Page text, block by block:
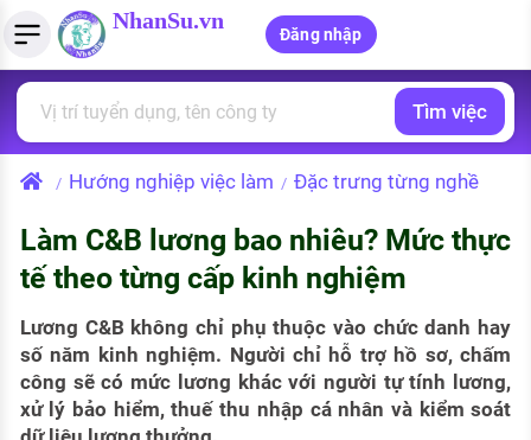
NhanSu.vn
Đăng nhập
Tìm việc làm
Việc làm ngành luật
Việc làm lương cao
Việc làm tốt nhất
CÔNG TY
Danh sách nhà tuyển dụng
Quản lý CV
Tải CV lên
Tạo CV trực tuyến
Mẫu CV đơn giản
Mẫu CV hiện đại
Tính lương Gross - Net
Tính thuế thu nhập cá nhân
Tính trợ cấp thất nghiệp
PHÁP LUẬT VIỆT NAM
Văn bản pháp luật
PHÁP LUẬT LAO ĐỘNG
Lao động và tiền lương
Bảo hiểm và phúc lợi
Thuế thu nhập
Tìm việc
/ Hướng nghiệp việc làm / Đặc trưng từng nghề
Làm C&B lương bao nhiêu? Mức thực
tế theo từng cấp kinh nghiệm
Lương C&B không chỉ phụ thuộc vào chức danh hay
số năm kinh nghiệm. Người chỉ hỗ trợ hồ sơ, chấm
công sẽ có mức lương khác với người tự tính lương,
xử lý bảo hiểm, thuế thu nhập cá nhân và kiểm soát